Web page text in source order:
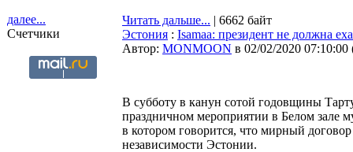
далее...
Счетчики
Читать дальше... | 6662 байт
Эстония : Isamaa: президент не должна
Автор: MONMOON в 02/02/2020 07:10:00
В субботу в канун сотой годовщины
праздничном мероприятии в Белом зале
в котором говорится, что мирный
независимости Эстонии.